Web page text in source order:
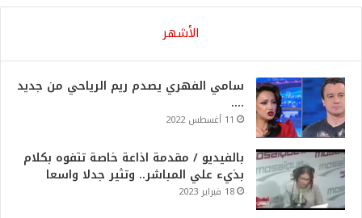
الأشهر
سامي الفهري يصدم ريم الرياحي من جديد
….
11 أغسطس 2022
بالفيديو / مقدمة اذاعة خاصة تتفوه بكلام
بذيء علي المباشر.. وتثير جدلا واسعا
18 فبراير 2023